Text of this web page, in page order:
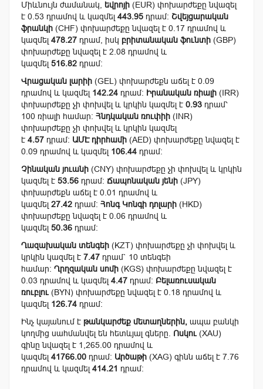
Միևնույն ժամանակ, եվրոյի (EUR) փոխարժեքը նվազել
է 0.53 դրամով և կազմել 443.95 դրամ: Շվեյցարական
ֆրանկի (CHF) փոխարժեքը նվազել է 0.17 դրամով և
կազմել 478.27 դրամ, իսկ բրիտանական ֆունտի (GBP)
փոխարժեքը նվազել է 2.08 դրամով և
կազմել 516.82 դրամ:
Վրացական լարիի (GEL) փոխարժեքն աճել է 0.09
դրամով և կազմել 142.24 դրամ: Իրանական ռիալի (IRR)
փոխարժեքը չի փոխվել և կրկին կազմել է 0.93 դրամ՝
100 ռիալի համար: Հնդկական ռուփիի (INR)
փոխարժեքը չի փոխվել և կրկին կազմել
է 4.57 դրամ: ԱՄԷ դիրհամի (AED) փոխարժեքը նվազել է
0.09 դրամով և կազմել 106.44 դրամ:
Չինական յուանի (CNY) փոխարժեքը չի փոխվել և կրկին
կազմել է 53.56 դրամ: Ճապոնական յենի (JPY)
փոխարժեքն աճել է 0.01 դրամով և
կազմել 27.42 դրամ: Հոնգ Կոնգի դոլարի (HKD)
փոխարժեքը նվազել է 0.06 դրամով և
կազմել 50.36 դրամ:
Ղազախական տենգեի (KZT) փոխարժեքը չի փոխվել և
կրկին կազմել է 7.47 դրամ` 10 տենգեի
համար: Ղրղզական սոմի (KGS) փոխարժեքը նվազել է
0.03 դրամով և կազմել 4.47 դրամ: Բելառուսական
ռուբլու (BYN) փոխարժեքը նվազել է 0.18 դրամով և
կազմել 126.74 դրամ:
Ինչ կայանում է թանկարժեք մետաղներին, ապա բանկի
կողմից սահմանվել են հետևյալ գները. Ոսկու (XAU)
գինը նվազել է 1,265.00 դրամով և
կազմել 41766.00 դրամ: Արծաթի (XAG) գինն աճել է 7.76
դրամով և կազմել 414.21 դրամ: